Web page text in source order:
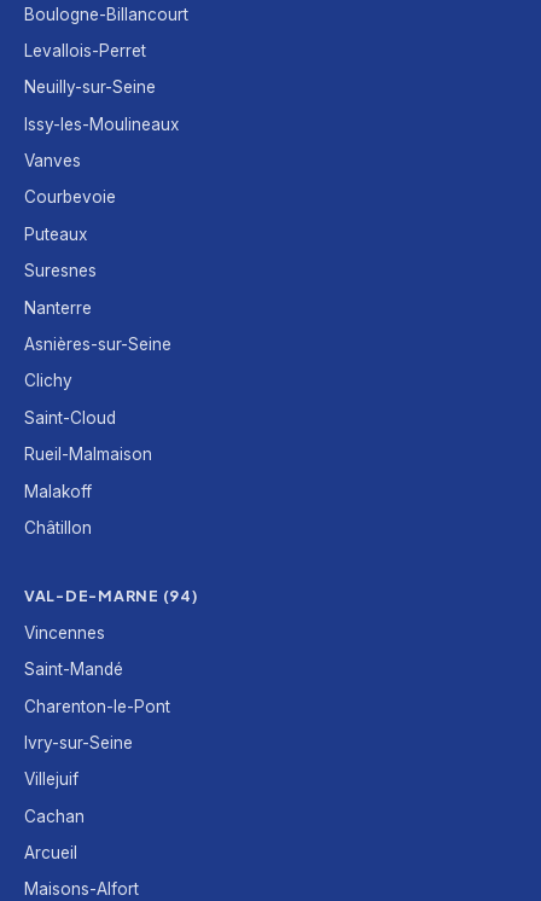
Boulogne-Billancourt
Levallois-Perret
Neuilly-sur-Seine
Issy-les-Moulineaux
Vanves
Courbevoie
Puteaux
Suresnes
Nanterre
Asnières-sur-Seine
Clichy
Saint-Cloud
Rueil-Malmaison
Malakoff
Châtillon
VAL-DE-MARNE (94)
Vincennes
Saint-Mandé
Charenton-le-Pont
Ivry-sur-Seine
Villejuif
Cachan
Arcueil
Maisons-Alfort